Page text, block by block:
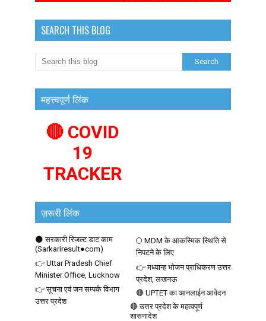
SEARCH THIS BLOG
महत्त्वपूर्ण लिंक
🔴 COVID
19
TRACKER
ज़रूरी लिंक
🌑 सरकारी रिजल्ट डाट काम
(Sarkariresult●com)
🌕 MDM के आकस्मिक स्थिति से
निपटने के लिए
👉 Uttar Pradesh Chief
Minister Office, Lucknow
👉 मध्यान्ह भोजन प्राधिकरण उत्तर
प्रदेश, लखनऊ
👉 सूचना एवं जन सम्पर्क विभाग
उत्तर प्रदेश
🔴 UPTET का आनलाईन आवेदन
🔴 उत्तर प्रदेश के महत्वपूर्ण
शासनादेश